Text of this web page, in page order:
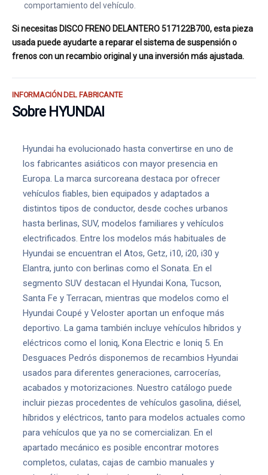
comportamiento del vehículo.
Si necesitas DISCO FRENO DELANTERO 517122B700, esta pieza
usada puede ayudarte a reparar el sistema de suspensión o
frenos con un recambio original y una inversión más ajustada.
INFORMACIÓN DEL FABRICANTE
Sobre HYUNDAI
Hyundai ha evolucionado hasta convertirse en uno de
los fabricantes asiáticos con mayor presencia en
Europa. La marca surcoreana destaca por ofrecer
vehículos fiables, bien equipados y adaptados a
distintos tipos de conductor, desde coches urbanos
hasta berlinas, SUV, modelos familiares y vehículos
electrificados. Entre los modelos más habituales de
Hyundai se encuentran el Atos, Getz, i10, i20, i30 y
Elantra, junto con berlinas como el Sonata. En el
segmento SUV destacan el Hyundai Kona, Tucson,
Santa Fe y Terracan, mientras que modelos como el
Hyundai Coupé y Veloster aportan un enfoque más
deportivo. La gama también incluye vehículos híbridos y
eléctricos como el Ioniq, Kona Electric e Ioniq 5. En
Desguaces Pedrós disponemos de recambios Hyundai
usados para diferentes generaciones, carrocerías,
acabados y motorizaciones. Nuestro catálogo puede
incluir piezas procedentes de vehículos gasolina, diésel,
híbridos y eléctricos, tanto para modelos actuales como
para vehículos que ya no se comercializan. En el
apartado mecánico es posible encontrar motores
completos, culatas, cajas de cambio manuales y